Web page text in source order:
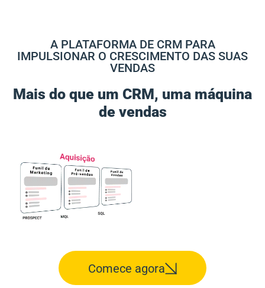
A PLATAFORMA DE CRM PARA
IMPULSIONAR O CRESCIMENTO DAS SUAS
VENDAS
Mais do que um CRM, uma máquina
de vendas
Comece agora